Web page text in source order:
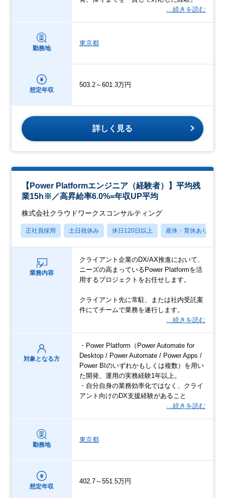
…続きを読む
勤務地
東京都
想定年収
503.2～601.3万円
詳しく見る
【Power Platformエンジニア（経験者）】平均残
業15h※／高昇給率6.0%=年収UP平均
株式会社クラウドワークスコンサルティング
正社員採用 土日祝休み 休日120日以上 産休・育休あり
業務内容
クライアント企業のDX/AX推進において、
ニーズの高まっているPower Platformを活
用するプロジェクトをお任せします。
クライアント先に常駐、または社内受託案
件にてチームで業務を遂行します。
…続きを読む
対象となる方
・Power Platform（Power Automate for
Desktop / Power Automate / Power Apps /
Power BIのいずれかもしくは複数）を用い
た開発、運用の実務経験1年以上。
・自分自身の業務効率化ではなく、クライ
アント向けのDX支援経験があること
…続きを読む
勤務地
東京都
想定年収
402.7～551.5万円